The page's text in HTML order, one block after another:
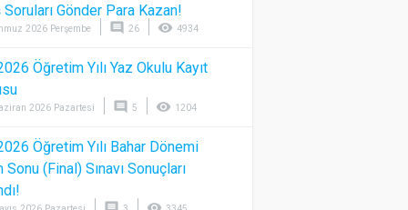
Soruları Gönder Para Kazan!
2026 Perşembe comment 26 visibility 4934
Öğretim Yılı Yaz Okulu Kayıt
2026 Pazartesi comment 5 visibility 1204
Öğretim Yılı Bahar Dönemi
Sonu (Final) Sınavı Sonuçları